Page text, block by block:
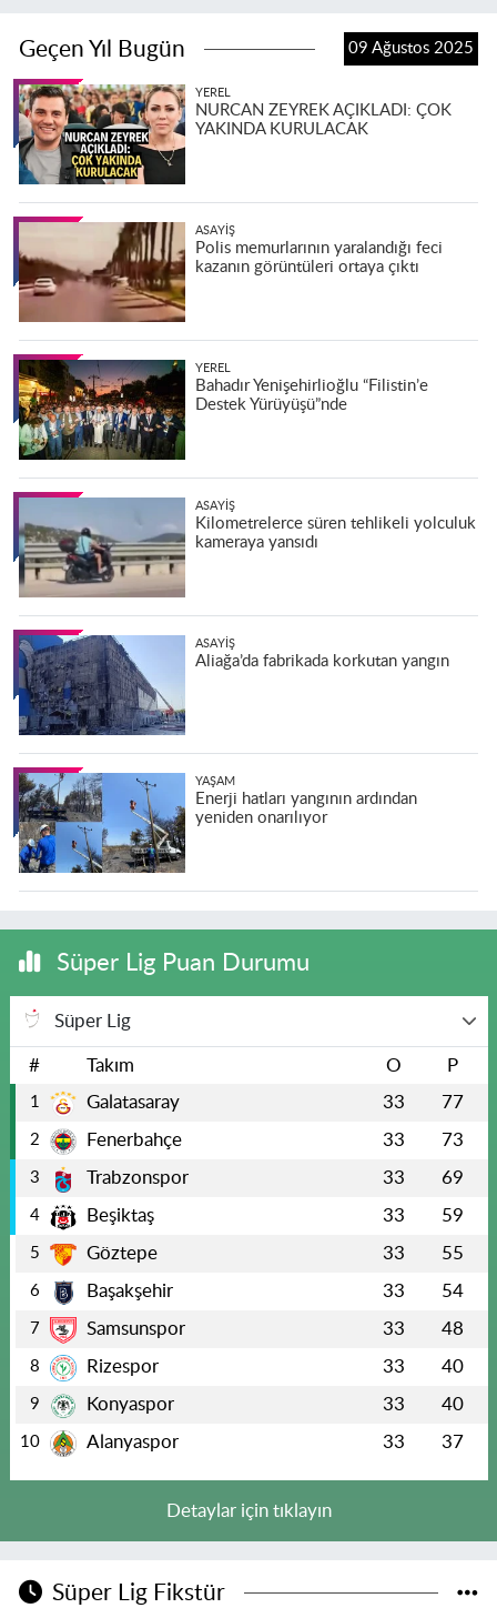
Geçen Yıl Bugün 09 Ağustos 2025
YEREL
NURCAN ZEYREK AÇIKLADI: ÇOK
YAKINDA KURULACAK
ASAYIŞ
Polis memurlarının yaralandığı feci
kazanın görüntüleri ortaya çıktı
YEREL
Bahadır Yenişehirlioğlu “Filistin’e
Destek Yürüyüşü”nde
ASAYIŞ
Kilometrelerce süren tehlikeli yolculuk
kameraya yansıdı
ASAYIŞ
Aliağa’da fabrikada korkutan yangın
YAŞAM
Enerji hatları yangının ardından
yeniden onarılıyor
Süper Lig Puan Durumu
Süper Lig
# Takım O P
1 Galatasaray 33 77
2 Fenerbahçe 33 73
3 Trabzonspor 33 69
4 Beşiktaş 33 59
5 Göztepe 33 55
6 Başakşehir 33 54
7 Samsunspor 33 48
8 Rizespor 33 40
9 Konyaspor 33 40
10 Alanyaspor 33 37
Detaylar için tıklayın
Süper Lig Fikstür